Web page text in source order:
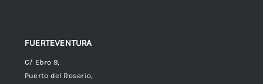
FUERTEVENTURA
C/ Ebro 9,
Puerto del Rosario,